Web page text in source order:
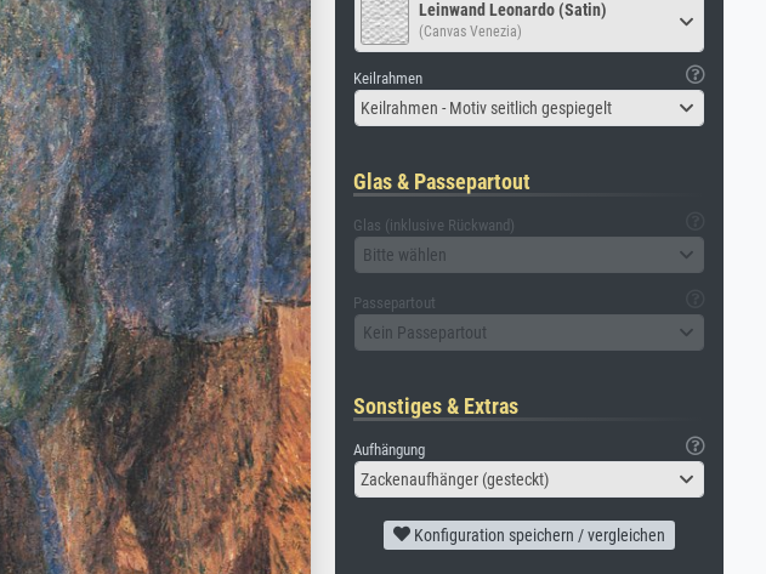
Leinwand Leonardo (Satin)
(Canvas Venezia)
Keilrahmen
Keilrahmen - Motiv seitlich gespiegelt
Glas & Passepartout
Glas (inklusive Rückwand)
Bitte wählen
Passepartout
Kein Passepartout
Sonstiges & Extras
Aufhängung
Zackenaufhänger (gesteckt)
Konfiguration speichern / vergleichen